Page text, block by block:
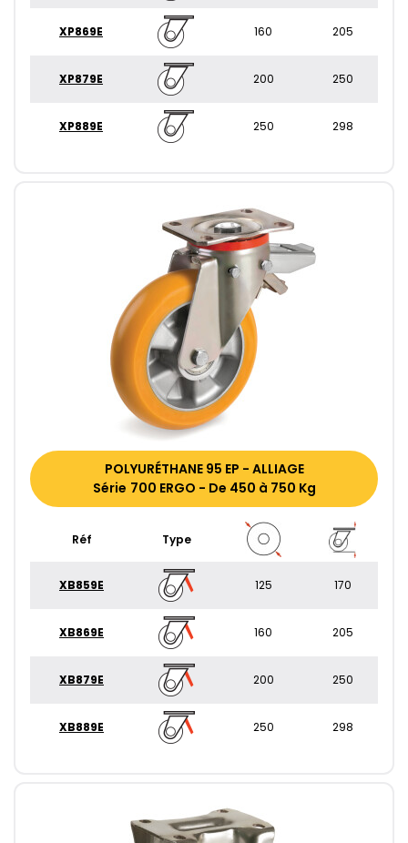
XP869E 160 205
XP879E 200 250
XP889E 250 298
POLYURÉTHANE 95 EP - ALLIAGE
Série 700 ERGO - De 450 à 750 Kg
Réf Type
XB859E 125 170
XB869E 160 205
XB879E 200 250
XB889E 250 298